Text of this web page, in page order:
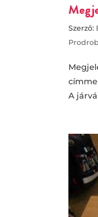
Szerző:
A